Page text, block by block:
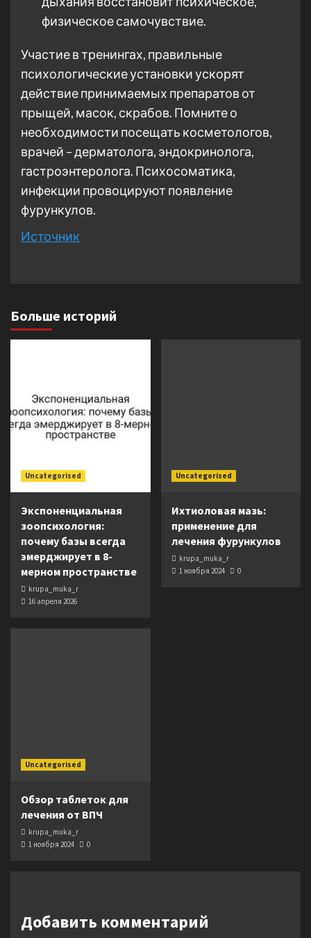
физическое самочувствие.
Участие в тренингах, правильные
психологические установки ускорят
действие принимаемых препаратов от
прыщей, масок, скрабов. Помните о
необходимости посещать косметологов,
врачей – дерматолога, эндокринолога,
гастроэнтеролога. Психосоматика,
инфекции провоцируют появление
фурункулов.
Источник
Больше историй
Uncategorised
Экспоненциальная
зоопсихология:
почему базы всегда
эмерджирует в 8-
мерном пространстве
krupa_muka_r
16 апреля 2026
Uncategorised
Ихтиоловая мазь:
применение для
лечения фурункулов
krupa_muka_r
1 ноября 2024
0
Uncategorised
Обзор таблеток для
лечения от ВПЧ
krupa_muka_r
1 ноября 2024
0
Добавить комментарий